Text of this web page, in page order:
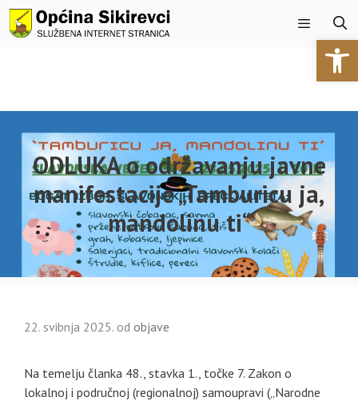
Preskoči
na
Izbornik
ODLUKA o održavanju javne
manifestacije „Tamburicu ja,
mandolinu ti“
22. svibnja 2025. od objave
Na temelju članka 48., stavka 1., točke 7. Zakon o
lokalnoj i područnoj (regionalnoj) samoupravi („Narodne